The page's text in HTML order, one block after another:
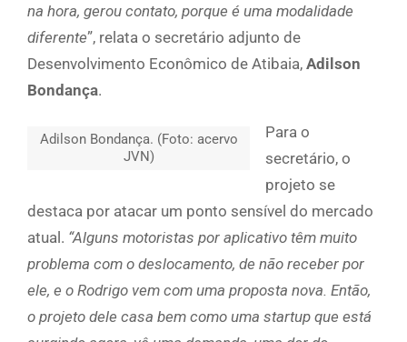
na hora, gerou contato, porque é uma modalidade
diferente”, relata o secretário adjunto de
Desenvolvimento Econômico de Atibaia, Adilson
Bondança.
Adilson Bondança. (Foto: acervo
JVN)
Para o
secretário, o
projeto se
destaca por atacar um ponto sensível do mercado
atual. “Alguns motoristas por aplicativo têm muito
problema com o deslocamento, de não receber por
ele, e o Rodrigo vem com uma proposta nova. Então,
o projeto dele casa bem como uma startup que está